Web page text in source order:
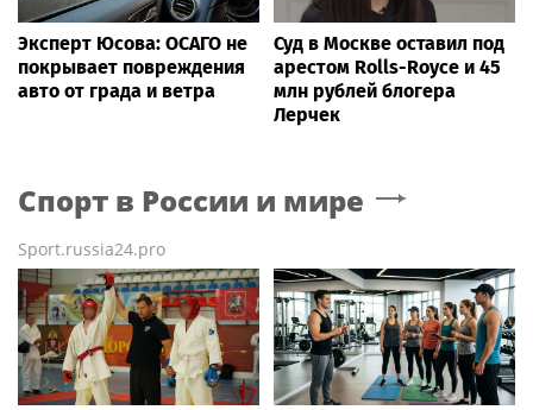
Эксперт Юсова: ОСАГО не
покрывает повреждения
авто от града и ветра
Суд в Москве оставил под
арестом Rolls-Royce и 45
млн рублей блогера
Лерчек
Спорт в России и мире
Sport.russia24.pro